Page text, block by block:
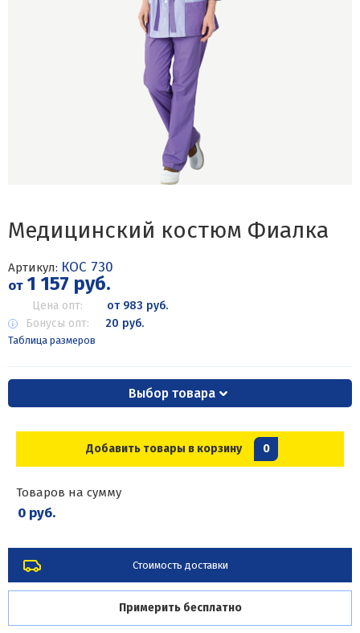
Медицинский костюм Фиалка
Артикул: КОС 730
от1 157 руб.
Цена опт:
от 983 руб.
Бонусы опт:
20 руб.
Таблица размеров
Выбор товара
Добавить товары в корзину 0
Товаров на сумму
0 руб.
Стоимость доставки
Примерить бесплатно